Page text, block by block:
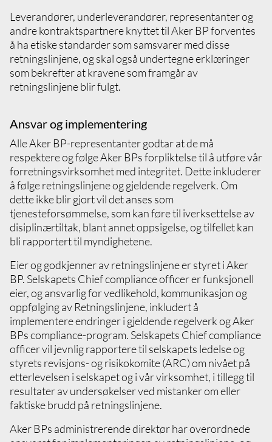
Leverandører, underleverandører, representanter og
andre kontraktspartnere knyttet til Aker BP forventes
å ha etiske standarder som samsvarer med disse
retningslinjene, og skal også undertegne erklæringer
som bekrefter at kravene som framgår av
retningslinjene blir fulgt.
Ansvar og implementering
Alle Aker BP-representanter godtar at de må
respektere og følge Aker BPs forpliktelse til å utføre vår
forretningsvirksomhet med integritet. Dette inkluderer
å følge retningslinjene og gjeldende regelverk. Om
dette ikke blir gjort vil det anses som
tjenesteforsømmelse, som kan føre til iverksettelse av
disiplinærtiltak, blant annet oppsigelse, og tilfellet kan
bli rapportert til myndighetene.
Eier og godkjenner av retningslinjene er styret i Aker
BP. Selskapets Chief compliance officer er funksjonell
eier, og ansvarlig for vedlikehold, kommunikasjon og
oppfølging av Retningslinjene, inkludert å
implementere endringer i gjeldende regelverk og Aker
BPs compliance-program. Selskapets Chief compliance
officer vil jevnlig rapportere til selskapets ledelse og
styrets revisjons- og risikokomite (ARC) om nivået på
etterlevelsen i selskapet og i vår virksomhet, i tillegg til
resultater av undersøkelser ved mistanker om eller
faktiske brudd på retningslinjene.
Aker BPs administrerende direktør har overordnede